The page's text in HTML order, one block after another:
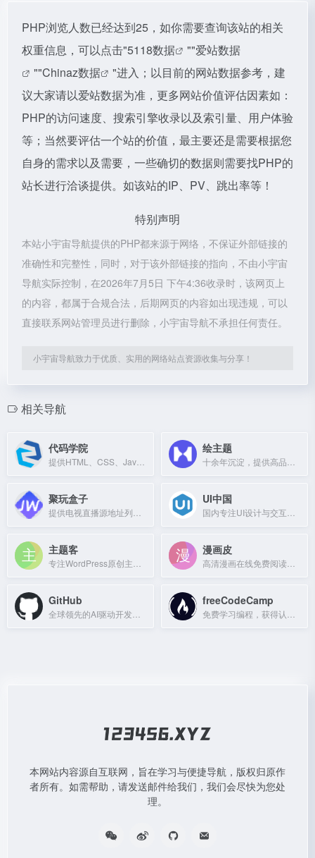
PHP浏览人数已经达到25，如你需要查询该站的相关
权重信息，可以点击"5118数据 ""爱站数据
""Chinaz数据
"进入；以目前的网站数据参考，建
议大家请以爱站数据为准，更多网站价值评估因素如：
PHP的访问速度、搜索引擎收录以及索引量、用户体验
等；当然要评估一个站的价值，最主要还是需要根据您
自身的需求以及需要，一些确切的数据则需要找PHP的
站长进行洽谈提供。如该站的IP、PV、跳出率等！
特别声明
本站小宇宙导航提供的PHP都来源于网络，不保证外部链接的
准确性和完整性，同时，对于该外部链接的指向，不由小宇宙
导航实际控制，在2026年7月5日 下午4:36收录时，该网页上
的内容，都属于合规合法，后期网页的内容如出现违规，可以
直接联系网站管理员进行删除，小宇宙导航不承担任何责任。
小宇宙导航致力于优质、实用的网络站点资源收集与分享！
相关导航
代码学院 绘主题
聚玩盒子 UI中国
主题客 漫画皮
GitHub freeCodeCamp
本网站内容源自互联网，旨在学习与便捷导航，版权归原作
者所有。如需帮助，请发送邮件给我们，我们会尽快为您处
理。